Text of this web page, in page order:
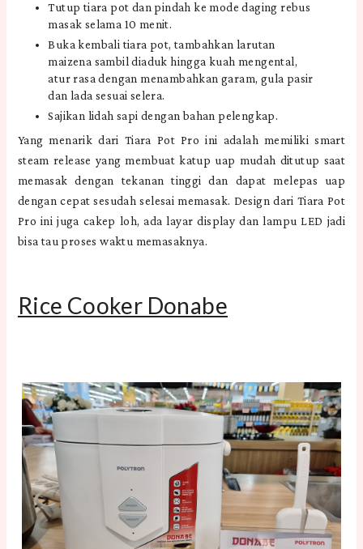
Tutup tiara pot dan pindah ke mode daging rebus
masak selama 10 menit.
Buka kembali tiara pot, tambahkan larutan
maizena sambil diaduk hingga kuah mengental,
atur rasa dengan menambahkan garam, gula pasir
dan lada sesuai selera.
Sajikan lidah sapi dengan bahan pelengkap.
Yang menarik dari Tiara Pot Pro ini adalah memiliki smart
steam release yang membuat katup uap mudah ditutup saat
memasak dengan tekanan tinggi dan dapat melepas uap
dengan cepat sesudah selesai memasak. Design dari Tiara Pot
Pro ini juga cakep loh, ada layar display dan lampu LED jadi
bisa tau proses waktu memasaknya.
Rice Cooker Donabe